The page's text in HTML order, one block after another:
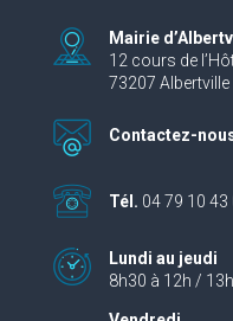
Mairie
12 cours de
73207 Albertville
Contactez-
Tél. 04 79 10 43
Lundi au jeudi
8h30 à 12h /